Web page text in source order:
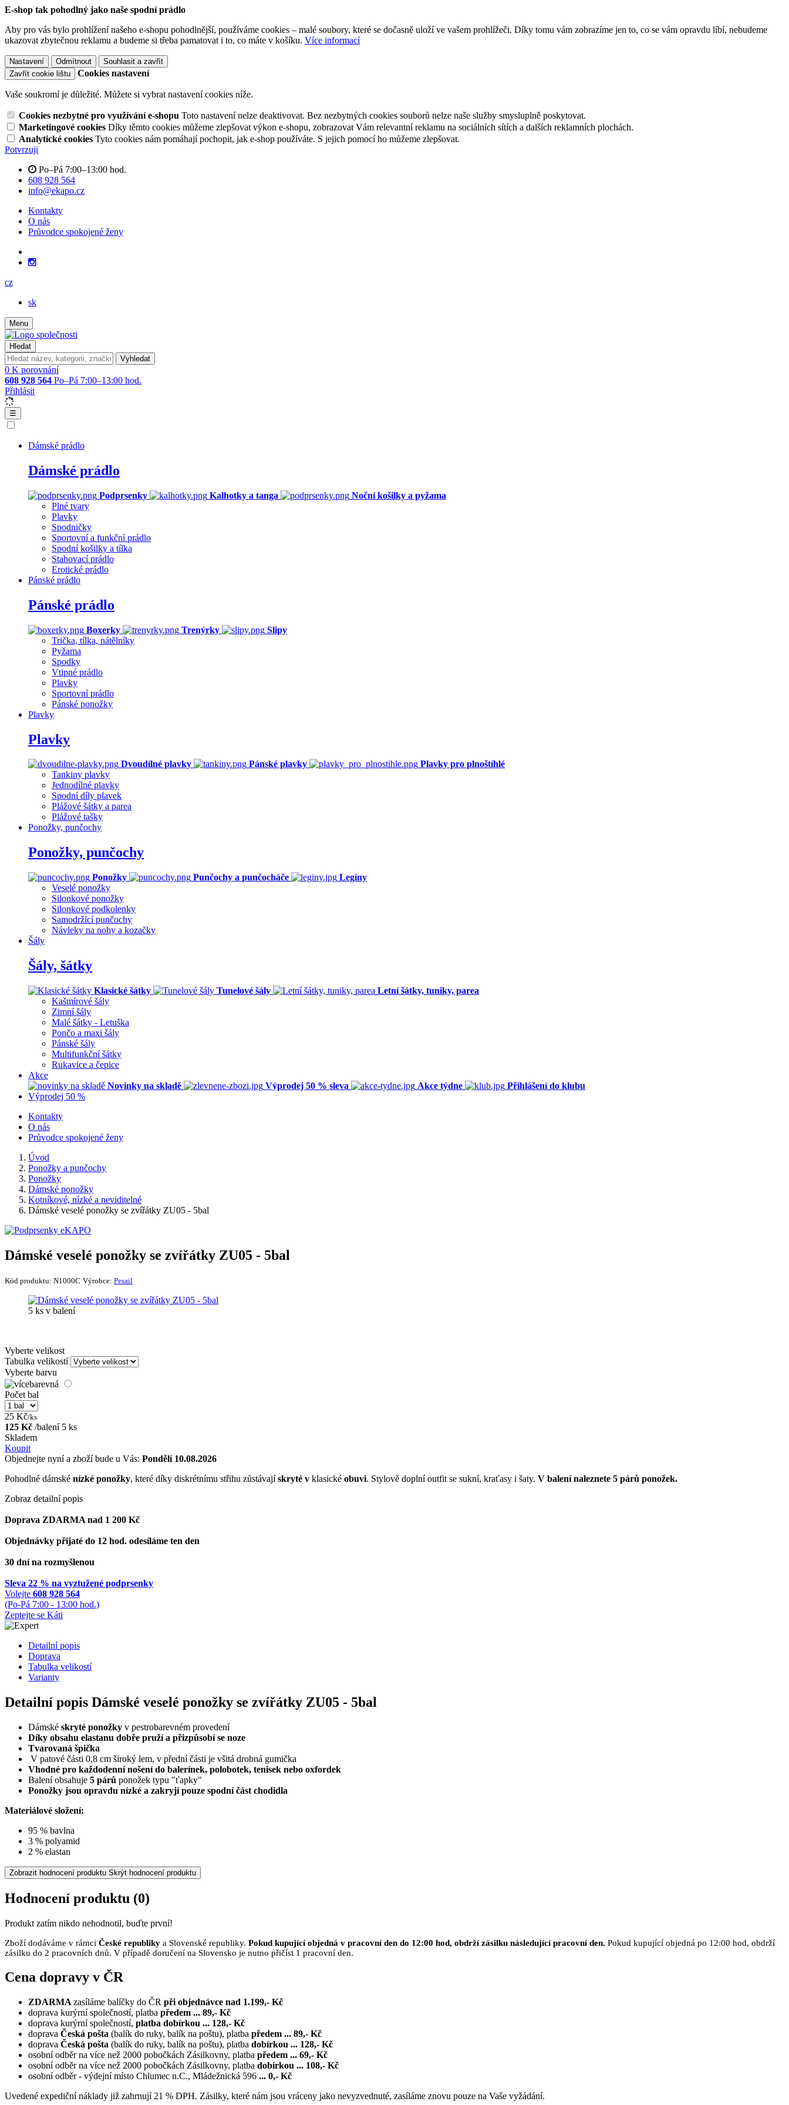
E-shop tak pohodlný jako naše spodní prádlo
Aby pro vás bylo prohlížení našeho e-shopu pohodlnější, používáme cookies – malé soubory, které se dočasně uloží ve vašem prohlížeči. Díky tomu vám zobrazíme jen to, co se vám opravdu líbí, nebudeme
ukazovat zbytečnou reklamu a budeme si třeba pamatovat i to, co máte v košíku. Více informací
Nastavení Odmítnout
Souhlasit a zavřít
Zavřít cookie lištu
Cookies nastavení
Vaše soukromí je důležité. Můžete si vybrat nastavení cookies níže.
Cookies nezbytné pro využívání e-shopu Toto nastavení nelze deaktivovat. Bez nezbytných cookies souborů nelze naše služby smysluplně poskytovat.
Marketingové cookies Díky těmto cookies můžeme zlepšovat výkon e-shopu, zobrazovat Vám relevantní reklamu na sociálních sítích a dalších reklamních plochách.
Analytické cookies Tyto cookies nám pomáhají pochopit, jak e-shop používáte. S jejich pomocí ho můžeme zlepšovat.
Potvrzuji
Po–Pá 7:00–13:00 hod.
608 928 564
info@ekapo.cz
Kontakty
O nás
Průvodce spokojené ženy
cz
sk
Menu
Hledat
Vyhledat
0 K porovnání
608 928 564 Po–Pá 7:00–13:00 hod.
Přihlásit
☰
Dámské prádlo
Dámské prádlo
Podprsenky Kalhotky a tanga
Noční košilky a pyžama
Plné tvary
Plavky
Spodničky
Sportovní a funkční prádlo
Spodní košilky a tílka
Stahovací prádlo
Erotické prádlo
Pánské prádlo
Pánské prádlo
Boxerky Trenýrky
Slipy
Trička, tílka, nátělníky
Pyžama
Spodky
Vtipné prádlo
Plavky
Sportovní prádlo
Pánské ponožky
Plavky
Plavky
Dvoudílné plavky Pánské plavky
Plavky pro plnoštíhlé
Tankiny plavky
Jednodílné plavky
Spodní díly plavek
Plážové šátky a parea
Plážové tašky
Ponožky, punčochy
Ponožky, punčochy
Ponožky Punčochy a punčocháče
Legíny
Veselé ponožky
Silonkové ponožky
Silonkové podkolenky
Samodržící punčochy
Návleky na nohy a kozačky
Šály
Šály, šátky
Klasické šátky Tunelové šály
Letní šátky, tuniky, parea
Kašmírové šály
Zimní šály
Malé šátky - Letuška
Pončo a maxi šály
Pánské šály
Multifunkční šátky
Rukavice a čepice
Akce
Novinky na skladě
Výprodej 50 % sleva Akce týdne
Přihlášení do klubu
Výprodej 50 %
Kontakty
O nás
Průvodce spokojené ženy
Úvod
Ponožky a punčochy
Ponožky
Dámské ponožky
Kotníkové, nízké a neviditelné
Dámské veselé ponožky se zvířátky ZU05 - 5bal
Dámské veselé ponožky se zvířátky ZU05 - 5bal
Kód produktu: N1000C Výrobce: Pesail
5 ks v balení
Vyberte velikost
Tabulka velikostí
Vyberte barvu
Počet bal
25 Kč/ks
125 Kč /balení 5 ks
Skladem
Koupit
Objednejte nyní a zboží bude u Vás: Pondělí 10.08.2026
Pohodlné dámské nízké ponožky, které díky diskrétnímu střihu zůstávajískryté v klasické obuvi. Stylově doplní outfit se sukní, kraťasy i šaty. V balení naleznete 5 párů ponožek.
Zobraz detailní popis
Doprava ZDARMA nad 1 200 Kč
Objednávky přijaté do 12 hod. odesíláme ten den
30 dní na rozmyšlenou
Sleva 22 % na vyztužené podprsenky
Volejte 608 928 564
(Po-Pá 7:00 - 13:00 hod.)
Zeptejte se Káti
Detailní popis
Doprava
Tabulka velikostí
Varianty
Detailní popis Dámské veselé ponožky se zvířátky ZU05 - 5bal
Dámské skryté ponožky v pestrobarevném provedení
Díky obsahu elastanu dobře pruží a přizpůsobí se noze
Tvarovaná špička
V patové části 0,8 cm široký lem, v přední části je všitá drobná gumička
Vhodné pro každodenní nošení do balerínek, polobotek, tenisek nebo oxfordek
Balení obsahuje 5 párů ponožek typu "ťapky"
Ponožky jsou opravdu nízké a zakryjí pouze spodní část chodidla
Materiálové složení:
95 % bavlna
3 % polyamid
2 % elastan
Zobrazit hodnocení produktu Skrýt hodnocení produktu
Hodnocení produktu (0)
Produkt zatím nikdo nehodnotil, buďte první!
Zboží dodáváme v rámci České republiky a Slovenské republiky. Pokud kupující objedná v pracovní den do 12:00 hod, obdrží zásilku následující pracovní den. Pokud kupující objedná po 12:00 hod, obdrží
zásilku do 2 pracovních dnů. V případě doručení na Slovensko je nutno přičíst 1 pracovní den.
Cena dopravy v ČR
ZDARMA zasíláme balíčky do ČR při objednávce nad 1.199,- Kč
doprava kurýrní společností, platba předem ... 89,- Kč
doprava kurýrní společností, platba dobírkou ... 128,- Kč
doprava Česká pošta (balík do ruky, balík na poštu), platba předem ... 89,- Kč
doprava Česká pošta (balík do ruky, balík na poštu), platba dobírkou ... 128,- Kč
osobní odběr na více než 2000 pobočkách Zásilkovny, platba předem ... 69,- Kč
osobní odběr na více než 2000 pobočkách Zásilkovny, platba dobírkou ... 108,- Kč
osobní odběr - výdejní místo Chlumec n.C., Mládežnická 596 ... 0,- Kč
Uvedené expediční náklady již zahrnují 21 % DPH. Zásilky, které nám jsou vráceny jako nevyzvednuté, zasíláme znovu pouze na Vaše vyžádání.